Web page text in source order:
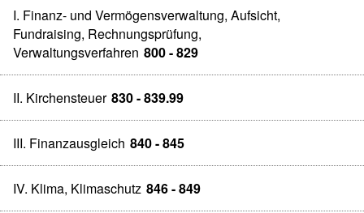
I. Finanz- und Vermögensverwaltung, Aufsicht,
Fundraising, Rechnungsprüfung,
Verwaltungsverfahren 800 - 829
II. Kirchensteuer 830 - 839.99
III. Finanzausgleich 840 - 845
IV. Klima, Klimaschutz 846 - 849